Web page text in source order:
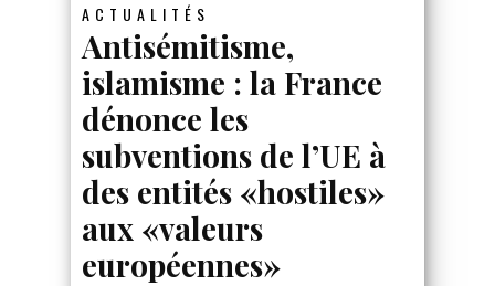
ACTUALITÉS
Antisémitisme,
islamisme : la France
dénonce les
subventions de l’UE à
des entités «hostiles»
aux «valeurs
européennes»